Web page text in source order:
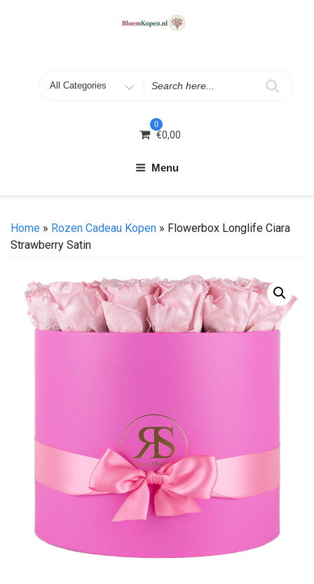
0
€0,00
Menu
Home » Rozen Cadeau Kopen » Flowerbox Longlife Ciara
Strawberry Satin